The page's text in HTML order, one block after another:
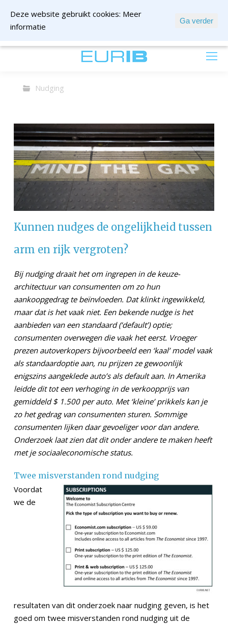
Nudging
Kunnen nudges de ongelijkheid tussen
arm en rijk vergroten?
Bij nudging draait het om ingrepen in de keuze-
architectuur van consumenten om zo hun
aankoopgedrag te beïnvloeden. Dat klinkt ingewikkeld,
maar dat is het vaak niet. Een bekende nudge is het
aanbieden van een standaard (‘default’) optie;
consumenten overwegen die vaak het eerst. Vroeger
prezen autoverkopers bijvoorbeeld een ‘kaal’ model vaak
als standaardoptie aan, nu prijzen ze gewoonlijk
enigszins aangeklede auto’s als default aan. In Amerika
leidde dit tot een verhoging in de verkoopprijs van
gemiddeld $ 1.500 per auto. Met ‘kleine’ prikkels kan je
zo het gedrag van consumenten sturen. Sommige
consumenten lijken daar gevoeliger voor dan andere.
Onderzoek laat zien dat dit onder andere te maken heeft
met je sociaaleconomische status.
Twee misverstanden rond nudging
Voordat
we de
resultaten van dit onderzoek naar nudging geven, is het
goed om twee misverstanden rond nudging uit de
Deze website gebruikt cookies: Meer
informatie
Ga verder